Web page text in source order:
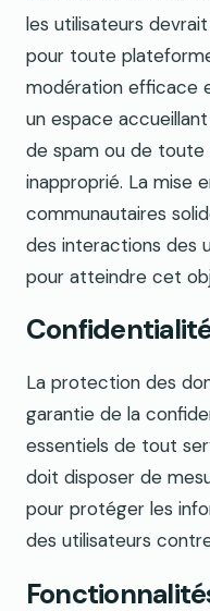
les utilisateurs
pour toute
modération efficace
un espace
de spam ou de
inapproprié. La mise
communautaires
des interactions des
pour atteindre cet
La protection des
garantie de la
essentiels de tout
doit disposer de
pour protéger les
des utilisateurs